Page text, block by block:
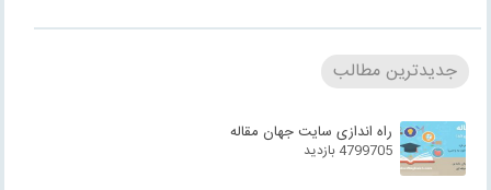
جدیدترین مطالب
راه اندازی سایت جهان مقاله
4799705 بازدید